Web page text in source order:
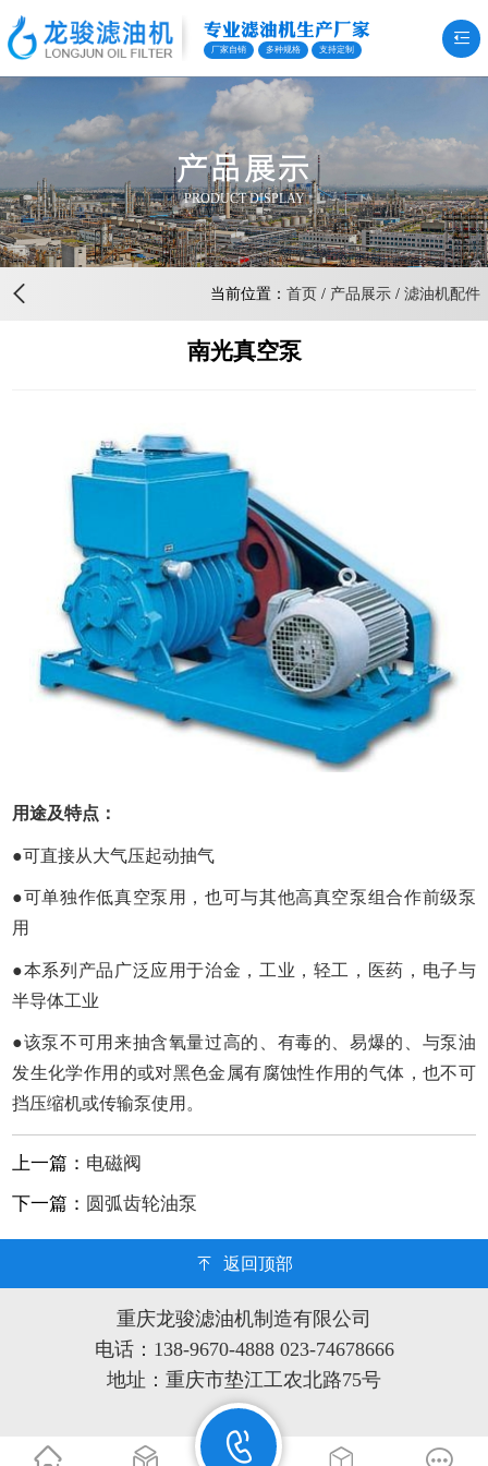
专业滤油机生产厂家
厂家自销 多种规格 支持定制
产品展示
PRODUCT DISPLAY
当前位置： 首页 / 产品展示 / 滤油机配件
南光真空泵
用途及特点：
●可直接从大气压起动抽气
●可单独作低真空泵用，也可与其他高真空泵组合作前级泵
用
●本系列产品广泛应用于治金，工业，轻工，医药，电子与
半导体工业
●该泵不可用来抽含氧量过高的、有毒的、易爆的、与泵油
发生化学作用的或对黑色金属有腐蚀性作用的气体，也不可
挡压缩机或传输泵使用。
上一篇： 电磁阀
下一篇： 圆弧齿轮油泵
返回顶部
重庆龙骏滤油机制造有限公司
电话：138-9670-4888 023-74678666
地址：重庆市垫江工农北路75号